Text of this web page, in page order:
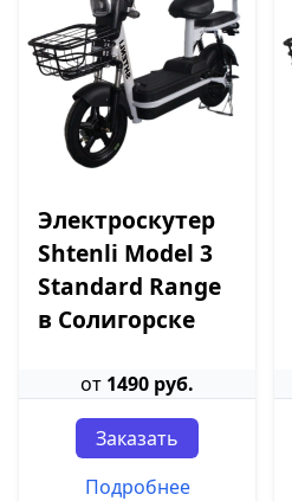
Электроскутер
Shtenli Model 3
Standard Range
в Солигорске
от 1490 руб.
Заказать
Подробнее